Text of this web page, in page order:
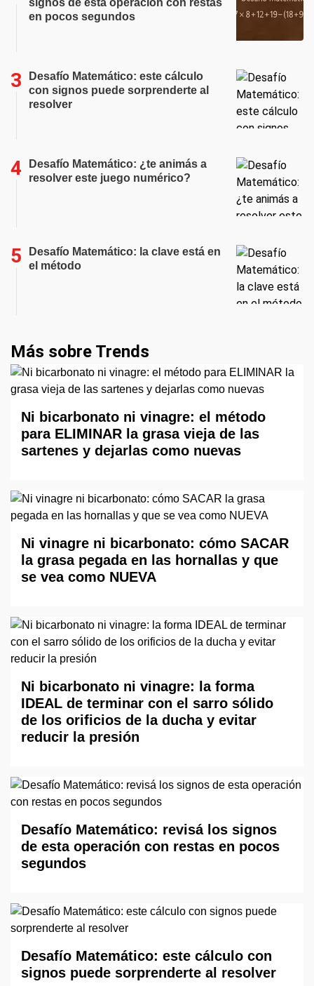
signos de esta operación con restas
en pocos segundos
Desafío Matemático: este cálculo
con signos puede sorprenderte al
resolver
Desafío Matemático: ¿te animás a
resolver este juego numérico?
Desafío Matemático: la clave está en
el método
Más sobre Trends
Ni bicarbonato ni vinagre: el método
para ELIMINAR la grasa vieja de las
sartenes y dejarlas como nuevas
Ni vinagre ni bicarbonato: cómo SACAR
la grasa pegada en las hornallas y que
se vea como NUEVA
Ni bicarbonato ni vinagre: la forma
IDEAL de terminar con el sarro sólido
de los orificios de la ducha y evitar
reducir la presión
Desafío Matemático: revisá los signos
de esta operación con restas en pocos
segundos
Desafío Matemático: este cálculo con
signos puede sorprenderte al resolver